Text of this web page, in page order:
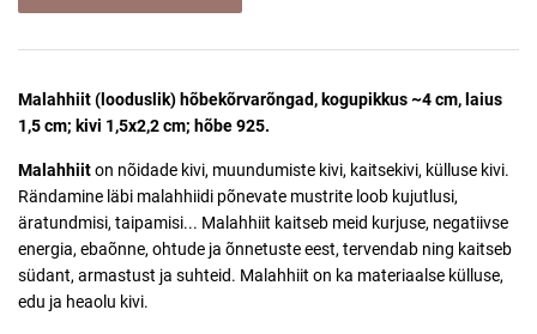
Malahhiit (looduslik) hõbekõrvarõngad, kogupikkus ~4 cm, laius
1,5 cm; kivi 1,5x2,2 cm; hõbe 925.
Malahhiiton nõidade kivi, muundumiste kivi, kaitsekivi, külluse kivi.
Rändamine läbi malahhiidi põnevate mustrite loob kujutlusi,
äratundmisi, taipamisi... Malahhiit kaitseb meid kurjuse, negatiivse
energia, ebaõnne, ohtude ja õnnetuste eest, tervendab ning kaitseb
südant, armastust ja suhteid. Malahhiit on ka materiaalse külluse,
edu ja heaolu kivi.